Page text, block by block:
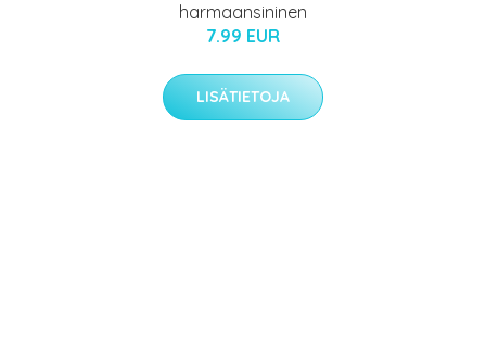
harmaansininen
7.99 EUR
LISÄTIETOJA